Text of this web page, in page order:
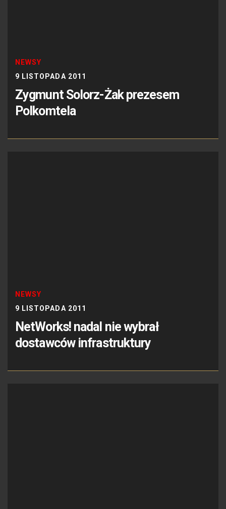
NEWSY
9 LISTOPADA 2011
Zygmunt Solorz-Żak prezesem
Polkomtela
NEWSY
9 LISTOPADA 2011
NetWorks! nadal nie wybrał
dostawców infrastruktury